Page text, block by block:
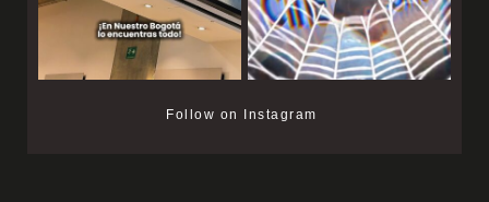
Follow on Instagram